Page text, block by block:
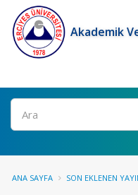
Akademik
Ara
ANA SAYFA SON EKLENEN